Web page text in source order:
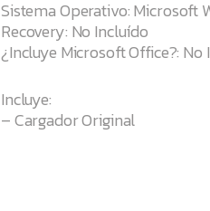
Sistema Operativo: Microsoft
Recovery: No Incluído
¿Incluye Microsoft Office?: No
Incluye:
– Cargador Original